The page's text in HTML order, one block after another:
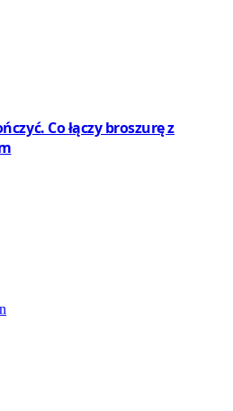
Co łączy broszurę z